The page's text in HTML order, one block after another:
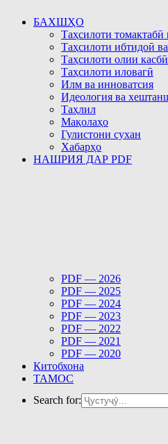
БАХШҲО
Таҳсилоти
Таҳсилоти ибтидоӣ
Таҳсилоти олии
Таҳсилоти иловагӣ
Илм ва инноватсия
Идеология ва
Таҳлил
Мақолаҳо
Гулистони сухан
Хабарҳо
НАШРИЯ ДАР PDF
PDF — 2026
PDF — 2025
PDF — 2024
PDF — 2023
PDF — 2022
PDF — 2021
PDF — 2020
Китобхона
ТАМОС
Search for: